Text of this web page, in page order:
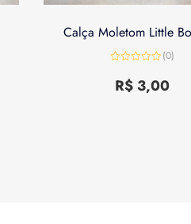
Calça Moletom Little
de
(0)
R$ 3,00